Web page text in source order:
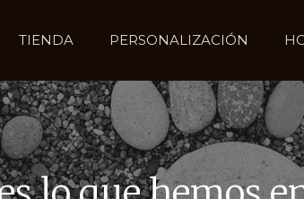
TIENDA PERSONALIZACIÓN